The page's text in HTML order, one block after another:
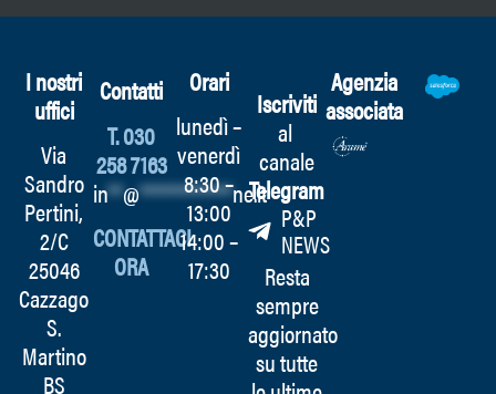
I nostri
uffici
Via
Sandro
Pertini,
2/C
25046
Cazzago
S.
Martino
BS
Contatti
T. 030
258 7163
in**@************ne.it
CONTATTACI
ORA
Orari
lunedì –
venerdì
8:30 –
13:00
14:00 –
17:30
Iscriviti
al
canale
Telegram
P&P
NEWS
Resta
sempre
aggiornato
su tutte
Agenzia
associata